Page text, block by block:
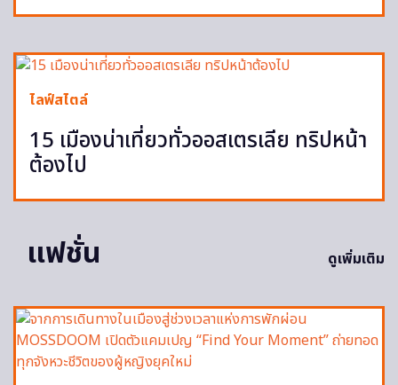
ไลฟ์สไตล์
15 เมืองน่าเที่ยวทั่วออสเตรเลีย ทริปหน้า
ต้องไป
แฟชั่น ดูเพิ่มเติม